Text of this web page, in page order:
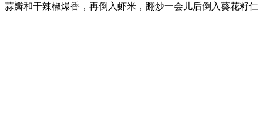
蒜瓣和干辣椒爆香，再倒入虾米，翻炒一会儿后倒入葵花籽仁